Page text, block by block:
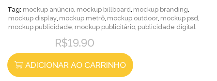
Tag: mockup anúncio, mockup billboard, mockup branding,
mockup display, mockup metrô, mockup outdoor, mockup psd,
mockup publicidade, mockup publicitário, publicidade digital
R$19.90
ADICIONAR AO CARRINHO